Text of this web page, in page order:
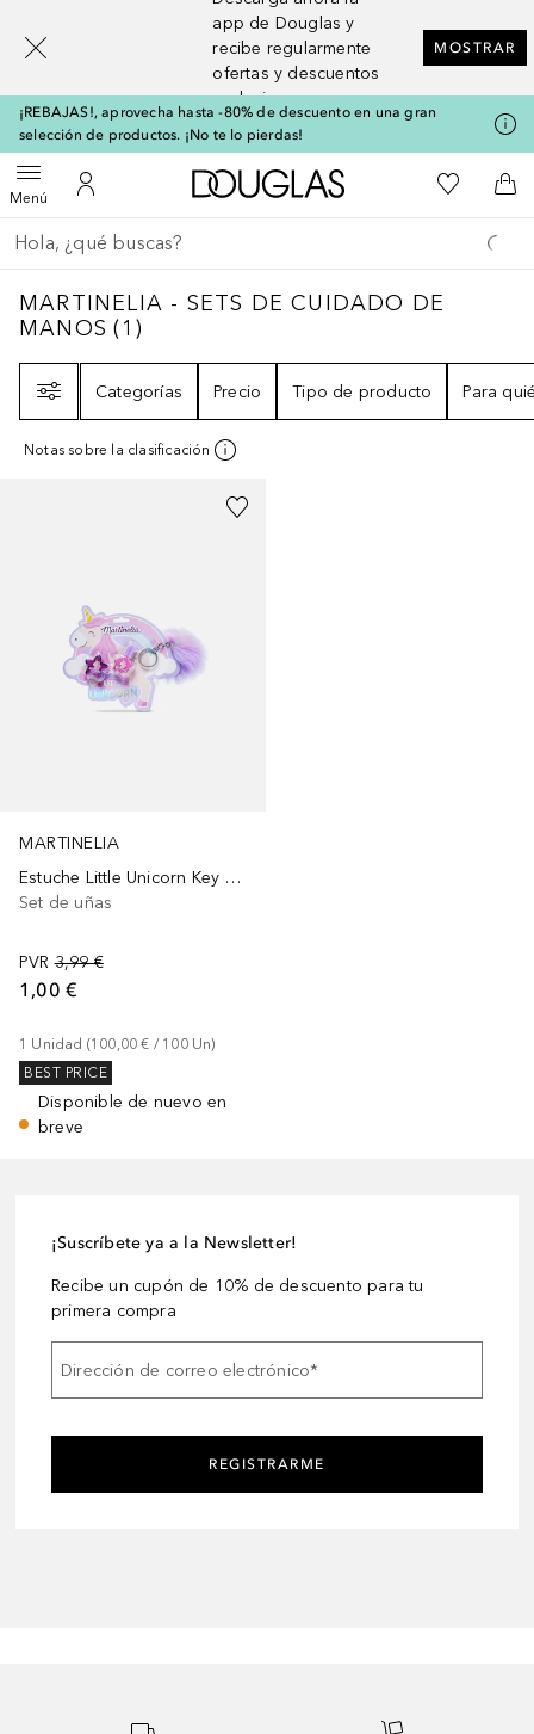
app de Douglas y
recibe regularmente
ofertas y descuentos
exclusivos
MOSTRAR
¡REBAJAS!, aprovecha hasta -80% de descuento en una gran
selección de productos. ¡No te lo pierdas!
MenúAbrir menúMi cuenta
A Douglas HomeMi lista de
A
Regresar
Ejecutar búsqueda
MARTINELIA - SETS DE CUIDADO DE
MARTINELIA - SETS DE CUIDADO DE
MANOS (1 )
Categorías
Precio Tipo de producto Para
Notas sobre la clasificación
MARTINELIA
Estuche Little Unicorn Key Chain
Set de uñas
PVR 3,99 €
1,00 €
1 Unidad (100,00 € / 100 Un)
BEST PRICE
Disponible de nuevo en
breve
¡Suscríbete ya a la Newsletter!
Recibe un cupón de 10% de descuento para tu
primera compra
Dirección de correo electrónico*
REGISTRARME
[navigation.slideout.screenreader]